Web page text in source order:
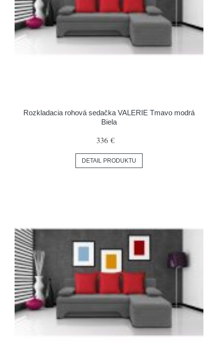
Rozkladacia rohová sedačka VALERIE Tmavo modrá
Biela
336 €
DETAIL PRODUKTU